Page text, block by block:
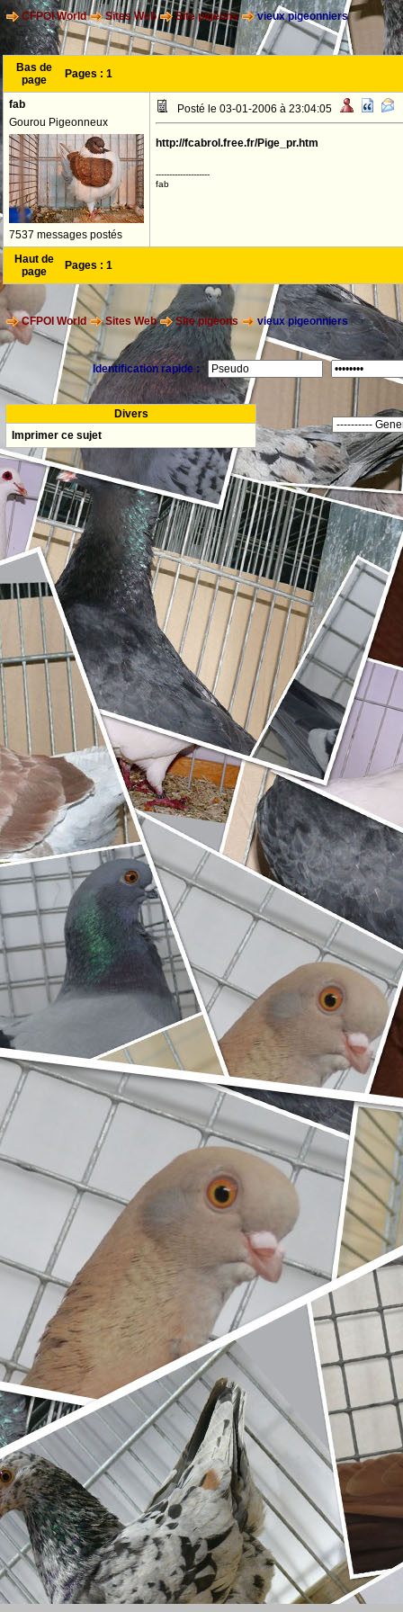
CFPOI World Sites Web Site pigeons vieux pigeonniers
Bas de
page
Pages : 1
fab
Gourou Pigeonneux
7537 messages postés
Posté le 03-01-2006 à 23:04:05
http://fcabrol.free.fr/Pige_pr.htm
--------------------
fab
Haut de
page
Pages : 1
CFPOI World Sites Web Site pigeons vieux pigeonniers
Identification rapide :
Divers
Imprimer ce sujet